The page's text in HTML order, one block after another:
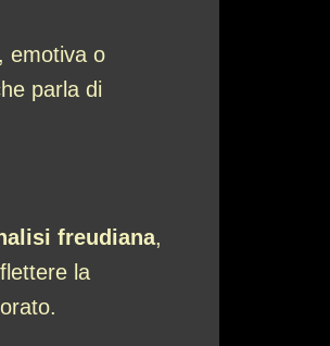
emotiva o
parla di
freudiana,
la